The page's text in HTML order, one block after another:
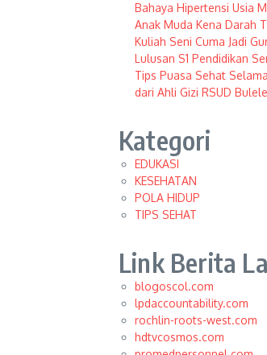
Bahaya Hipertensi Usia
Anak Muda Kena Darah
Kuliah Seni Cuma Jadi
Lulusan S1 Pendidikan
Tips Puasa Sehat
dari Ahli Gizi RSUD
Kategori
EDUKASI
KESEHATAN
POLA HIDUP
TIPS SEHAT
Link Berita
blogoscol.com
lpdaccountability.com
rochlin-roots-west.com
hdtvcosmos.com